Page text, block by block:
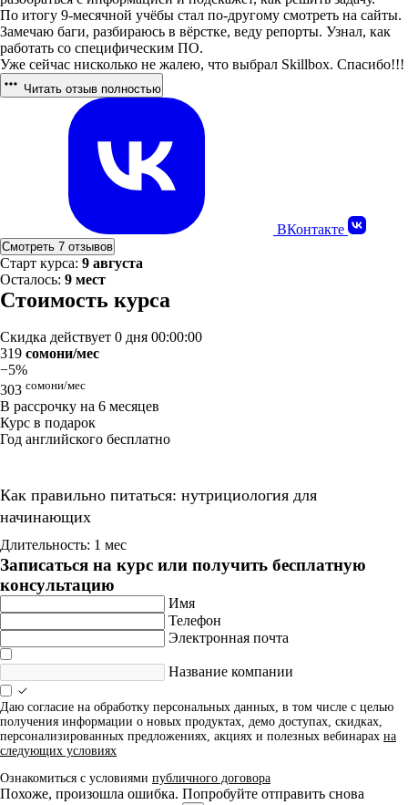
По итогу 9-месячной учёбы стал по-другому смотреть на сайты.
Замечаю баги, разбираюсь в вёрстке, веду репорты. Узнал, как
работать со специфическим ПО.
Уже сейчас нисколько не жалею, что выбрал Skillbox. Спасибо!!!
Читать отзыв полностью
ВКонтакте
Смотреть 7 отзывов
Старт курса: 9 августа
Осталось: 9 мест
Стоимость курса
Скидка действует 0 дня 00:00:00
319 сомони/мес
−5%
303 сомони/мес
В рассрочку на 6 месяцев
Курс в подарок
Год английского бесплатно
Как правильно питаться: нутрициология для
начинающих
Длительность: 1 мес
Записаться на курс или получить бесплатную
консультацию
Имя
Телефон
Электронная почта
Название компании
Даю согласие на обработку персональных данных, в том числе с целью
получения информации о новых продуктах, демо доступах, скидках,
персонализированных предложениях, акциях и полезных вебинарах на
следующих условиях
Ознакомиться с условиями публичного договора
Похоже, произошла ошибка. Попробуйте отправить снова